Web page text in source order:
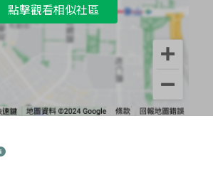
點擊觀看相似社區